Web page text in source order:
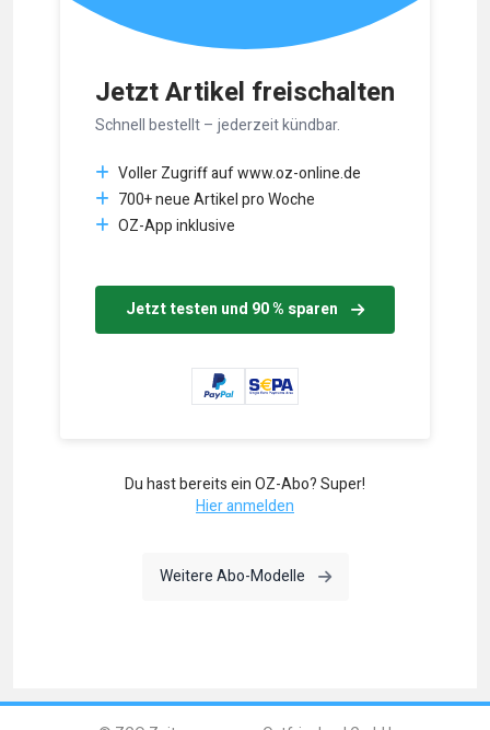
Jetzt Artikel freischalten
Schnell bestellt – jederzeit kündbar.
Voller Zugriff auf www.oz-online.de
700+ neue Artikel pro Woche
OZ-App inklusive
Jetzt testen und 90 % sparen
Du hast bereits ein OZ-Abo? Super!
Hier anmelden
Weitere Abo-Modelle